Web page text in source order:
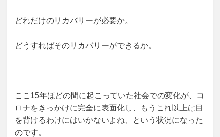
どれだけのリカバリーが必要か。
どうすればそのリカバリーができるか。
ここ15年ほどの間に起こっていた社会での変化が、コ
ロナをきっかけに完全に表面化し、もうこれ以上は目
を背けるわけにはいかないよね、という状況になった
のです。